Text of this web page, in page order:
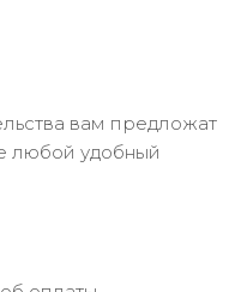
вам предложат
любой удобный